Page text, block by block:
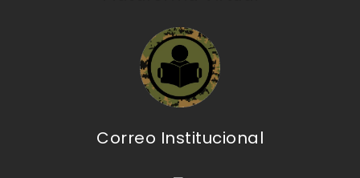
Correo Institucional